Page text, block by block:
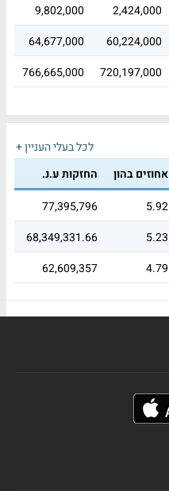
2,424,000
9,802,000
60,224,000
64,677,000
720,197,000
766,665,000
לכל בעלי העניין +
אחוזים בהון החזקות ע.נ.
5.92
77,395,796
5.23
68,349,331.66
4.79
62,609,357